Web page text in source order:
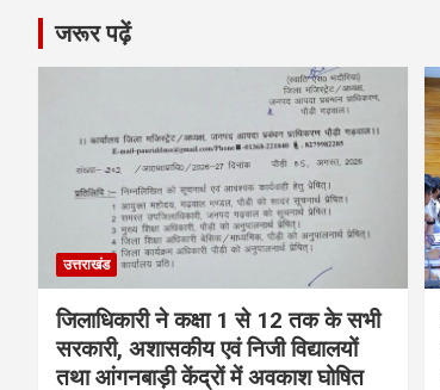
जरूर पढ़ें
उत्तराखंड
जिलाधिकारी ने कक्षा 1 से 12 तक के सभी
सरकारी, अशासकीय एवं निजी विद्यालयों
तथा आंगनबाड़ी केंद्रों में अवकाश घोषित